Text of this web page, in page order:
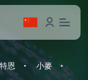
恩 小麥